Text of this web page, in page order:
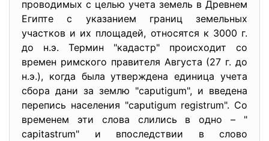
проводимых с целью учета земель в Древнем
Египте с указанием границ земельных
участков и их площадей, относятся к 3000 г.
до н.э. Термин "кадастр" происходит со
времен римского правителя Августа (27 г. до
н.э.), когда была утверждена единица учета
сбора дани за землю "caputigum", и введена
перепись населения "caputigum registrum". Со
временем эти слова слились в одно – "
capitastrum" и впоследствии в слово